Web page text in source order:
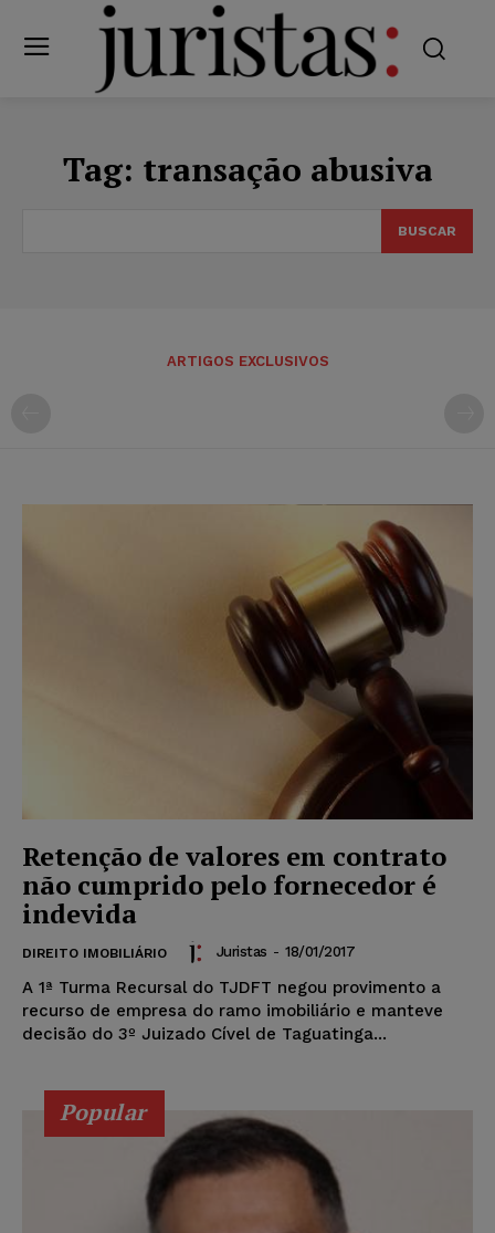
Tag: transação abusiva
BUSCAR
ARTIGOS EXCLUSIVOS
Retenção de valores em contrato
não cumprido pelo fornecedor é
indevida
DIREITO IMOBILIÁRIO Juristas - 18/01/2017
A 1ª Turma Recursal do TJDFT negou provimento a
recurso de empresa do ramo imobiliário e manteve
decisão do 3º Juizado Cível de Taguatinga...
Popular